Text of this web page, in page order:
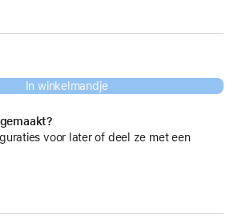
In winkelmandje
voor later of deel ze met een